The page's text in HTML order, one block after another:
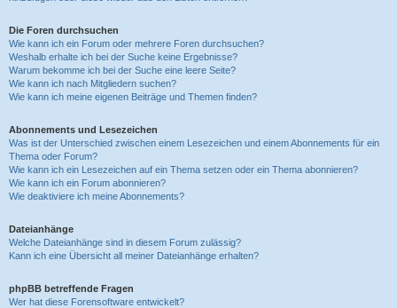
Die Foren durchsuchen
Wie kann ich ein Forum oder mehrere Foren durchsuchen?
Weshalb erhalte ich bei der Suche keine Ergebnisse?
Warum bekomme ich bei der Suche eine leere Seite?
Wie kann ich nach Mitgliedern suchen?
Wie kann ich meine eigenen Beiträge und Themen finden?
Abonnements und Lesezeichen
Was ist der Unterschied zwischen einem Lesezeichen und einem Abonnements für ein
Thema oder Forum?
Wie kann ich ein Lesezeichen auf ein Thema setzen oder ein Thema abonnieren?
Wie kann ich ein Forum abonnieren?
Wie deaktiviere ich meine Abonnements?
Dateianhänge
Welche Dateianhänge sind in diesem Forum zulässig?
Kann ich eine Übersicht all meiner Dateianhänge erhalten?
phpBB betreffende Fragen
Wer hat diese Forensoftware entwickelt?